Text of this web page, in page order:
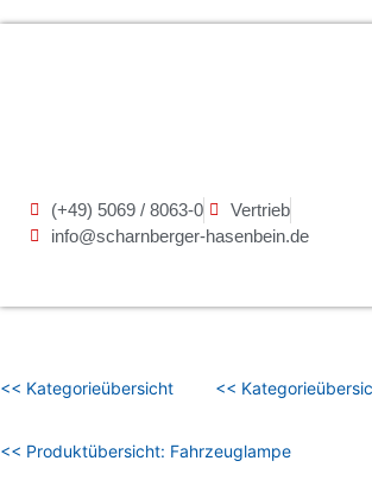
(+49) 5069 / 8063-0
Vertrieb
info@scharnberger-hasenbein.de
<< Kategorieübersicht <<
<< Produktübersicht: Fahrzeuglampe